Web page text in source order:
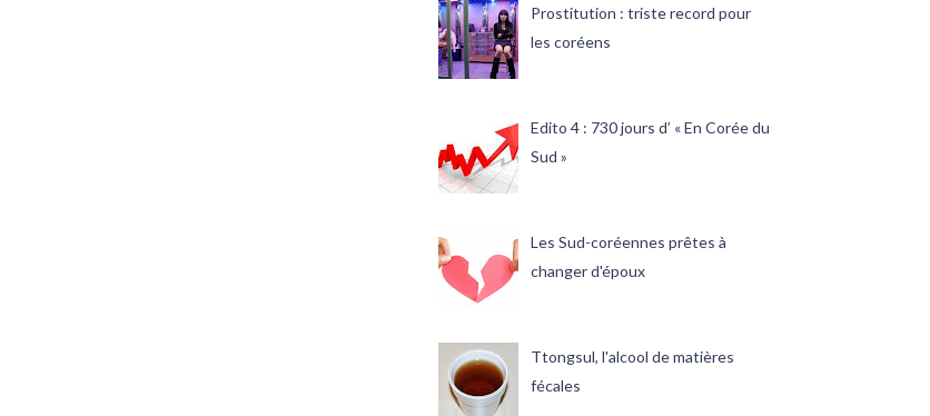
Prostitution : triste record pour
les coréens
Edito 4 : 730 jours d’ « En Corée du
Sud »
Les Sud-coréennes prêtes à
changer d'époux
Ttongsul, l'alcool de matières
fécales